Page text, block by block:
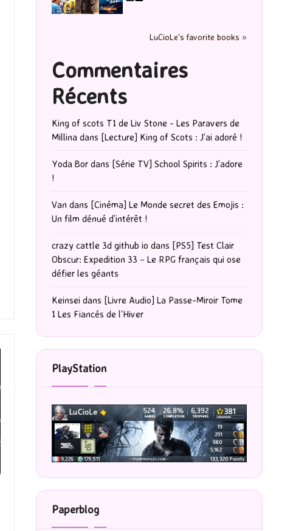
LuCioLe's favorite books »
Commentaires
Récents
King of scots T1 de Liv Stone - Les Paravers de
Millinadans [Lecture] King of Scots : J’ai adoré !
Yoda Bordans [Série TV] School Spirits : J’adore
!
Van dans [Cinéma] Le Monde secret des Emojis :
Un film dénué d’intérêt !
crazy cattle 3d github io dans [PS5] Test Clair
Obscur: Expedition 33 – Le RPG français qui ose
défier les géants
Keinseidans [Livre Audio] La Passe-Miroir Tome
1 Les Fiancés de l’Hiver
PlayStation
Paperblog